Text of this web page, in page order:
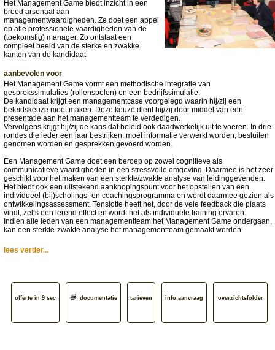
Het Management Game biedt inzicht in een
breed arsenaal aan
managementvaardigheden. Ze doet een appèl
op alle professionele vaardigheden van de
(toekomstig) manager. Zo ontstaat een
compleet beeld van de sterke en zwakke
kanten van de kandidaat.
aanbevolen voor
Het Management Game vormt een methodische integratie van
gesprekssimulaties (rollenspelen) en een bedrijfssimulatie.
De kandidaat krijgt een managementcase voorgelegd waarin hij/zij een
beleidskeuze moet maken. Deze keuze dient hij/zij door middel van een
presentatie aan het managementteam te verdedigen.
Vervolgens krijgt hij/zij de kans dat beleid ook daadwerkelijk uit te voeren. In drie
rondes die ieder een jaar bestrijken, moet informatie verwerkt worden, besluiten
genomen worden en gesprekken gevoerd worden.
Een Management Game doet een beroep op zowel cognitieve als
communicatieve vaardigheden in een stressvolle omgeving. Daarmee is het zeer
geschikt voor het maken van een sterkte/zwakte analyse van leidinggevenden.
Het biedt ook een uitstekend aanknopingspunt voor het opstellen van een
individueel (bij)scholings- en coachingsprogramma en wordt daarmee gezien als
ontwikkelingsassessment. Tenslotte heeft het, door de vele feedback die plaats
vindt, zelfs een lerend effect en wordt het als individuele training ervaren.
Indien alle leden van een managementteam het Management Game ondergaan,
kan een sterkte-zwakte analyse het managementteam gemaakt worden.
lees verder...
offerte in 9 sec documentatie tarieven info aanvraag overzichtsfolder